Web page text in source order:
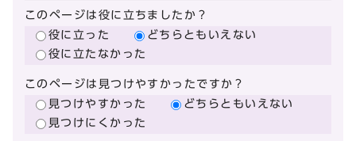
このページは役に立ちましたか？
役に立った
どちらともいえない
役に立たなかった
このページは見つけやすかったですか？
見つけやすかった
どちらともいえない
見つけにくかった